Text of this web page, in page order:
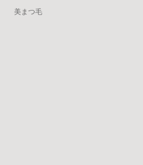
美まつ毛